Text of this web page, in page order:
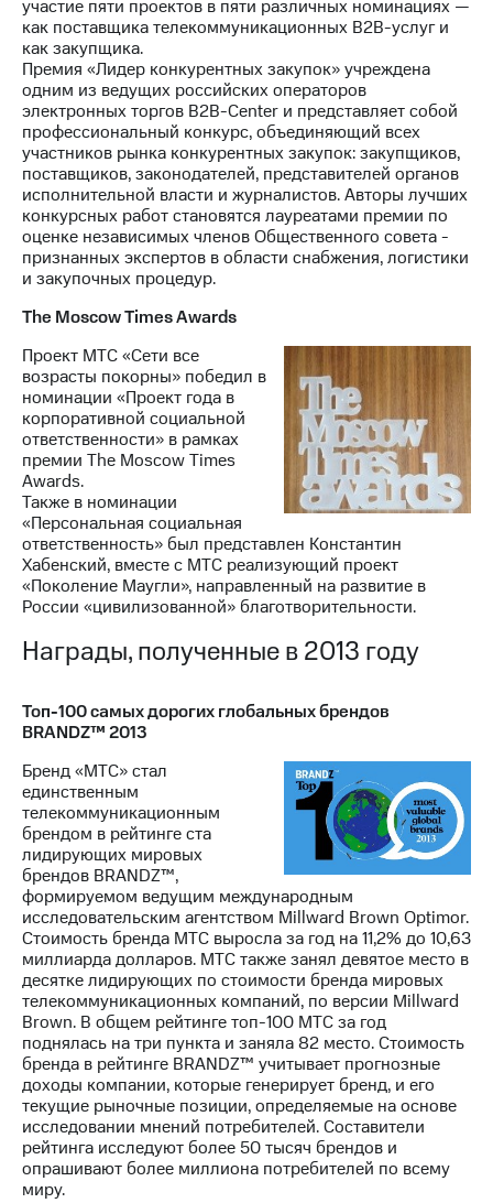
участие пяти проектов в пяти различных номинациях —
как поставщика телекоммуникационных B2B-услуг и
как закупщика.
Премия «Лидер конкурентных закупок» учреждена
одним из ведущих российских операторов
электронных торгов B2B-Center и представляет собой
профессиональный конкурс, объединяющий всех
участников рынка конкурентных закупок: закупщиков,
поставщиков, законодателей, представителей органов
исполнительной власти и журналистов. Авторы лучших
конкурсных работ становятся лауреатами премии по
оценке независимых членов Общественного совета -
признанных экспертов в области снабжения, логистики
и закупочных процедур.
The Moscow Times Awards
Проект МТС «Сети все
возрасты покорны» победил в
номинации «Проект года в
корпоративной социальной
ответственности» в рамках
премии The Moscow Times
Awards.
Также в номинации
«Персональная социальная
ответственность» был представлен Константин
Хабенский, вместе с МТС реализующий проект
«Поколение Маугли», направленный на развитие в
России «цивилизованной» благотворительности.
Награды, полученные в 2013 году
Топ-100 самых дорогих глобальных брендов
BRANDZ™ 2013
Бренд «МТС» стал
единственным
телекоммуникационным
брендом в рейтинге ста
лидирующих мировых
брендов BRANDZ™,
формируемом ведущим международным
исследовательским агентством Millward Brown Optimor.
Стоимость бренда МТС выросла за год на 11,2% до 10,63
миллиарда долларов. МТС также занял девятое место в
десятке лидирующих по стоимости бренда мировых
телекоммуникационных компаний, по версии Millward
Brown. В общем рейтинге топ-100 МТС за год
поднялась на три пункта и заняла 82 место. Стоимость
бренда в рейтинге BRANDZ™ учитывает прогнозные
доходы компании, которые генерирует бренд, и его
текущие рыночные позиции, определяемые на основе
исследовании мнений потребителей. Составители
рейтинга исследуют более 50 тысяч брендов и
опрашивают более миллиона потребителей по всему
миру.